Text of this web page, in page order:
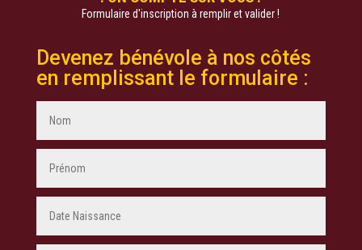
Formulaire d'inscription à remplir et valider !
Devenez bénévole à nos côtés
en remplissant le formulaire :